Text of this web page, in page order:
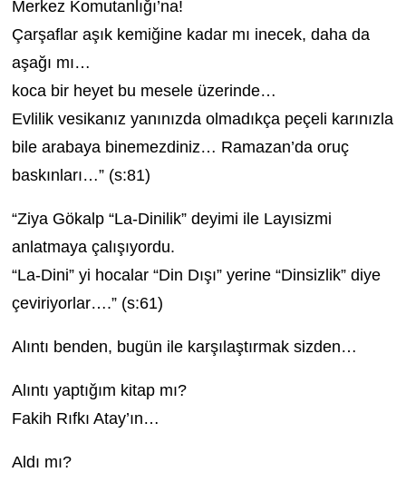
Merkez Komutanlığı’na!
Çarşaflar aşık kemiğine kadar mı inecek, daha da
aşağı mı…
koca bir heyet bu mesele üzerinde…
Evlilik vesikanız yanınızda olmadıkça peçeli karınızla
bile arabaya binemezdiniz… Ramazan’da oruç
baskınları…” (s:81)
“Ziya Gökalp “La-Dinilik” deyimi ile Layısizmi
anlatmaya çalışıyordu.
“La-Dini” yi hocalar “Din Dışı” yerine “Dinsizlik” diye
çeviriyorlar….” (s:61)
Alıntı benden, bugün ile karşılaştırmak sizden…
Alıntı yaptığım kitap mı?
Fakih Rıfkı Atay’ın…
Aldı mı?